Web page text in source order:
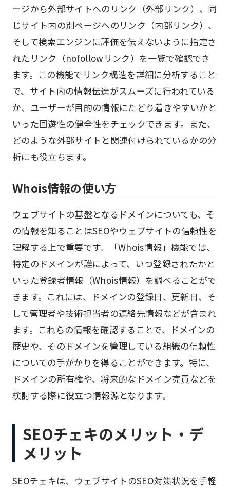
ージから外部サイトへのリンク（外部リンク）、同
じサイト内の別ページへのリンク（内部リンク）、
そして検索エンジンに評価を伝えないように指定さ
れたリンク（nofollowリンク）を一覧で確認でき
ます。この機能でリンク構造を詳細に分析すること
で、サイト内の情報伝達がスムーズに行われている
か、ユーザーが目的の情報にたどり着きやすいかと
いった回遊性の健全性をチェックできます。また、
どのような外部サイトと関連付けられているかの分
析にも役立ちます。
Whois情報の使い方
ウェブサイトの基盤となるドメインについても、そ
の情報を知ることはSEOやウェブサイトの信頼性を
理解する上で重要です。「Whois情報」機能では、
特定のドメインが誰によって、いつ登録されたかと
いった登録者情報（Whois情報）を調べることがで
きます。これには、ドメインの登録日、更新日、そ
して管理者や技術担当者の連絡先情報などが含まれ
ます。これらの情報を確認することで、ドメインの
歴史や、そのドメインを管理している組織の信頼性
についての手がかりを得ることができます。特に、
ドメインの所有権や、将来的なドメイン売買などを
検討する際に役立つ情報源となります。
SEOチェキのメリット・デ
メリット
SEOチェキは、ウェブサイトのSEO対策状況を手軽